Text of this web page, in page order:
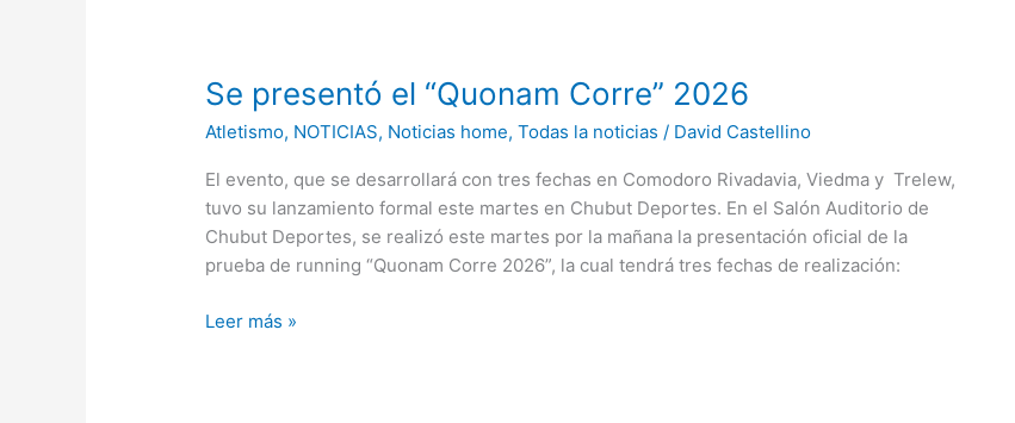
Se presentó el “Quonam Corre” 2026
Atletismo, NOTICIAS, Noticias home,Todas la noticias / David Castellino
El evento, que se desarrollará con tres fechas en Comodoro Rivadavia, Viedma y Trelew,
tuvo su lanzamiento formal este martes en Chubut Deportes. En el Salón Auditorio de
Chubut Deportes, se realizó este martes por la mañana la presentación oficial de la
prueba de running “Quonam Corre 2026”, la cual tendrá tres fechas de realización:
el
“Quonam
Corre”
2026
Leer más »